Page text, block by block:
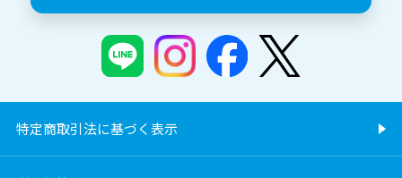
特定商取引法に基づく表示